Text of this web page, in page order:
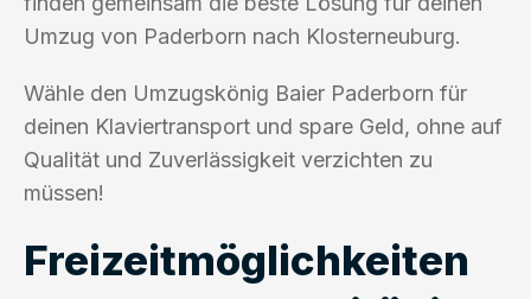
Umzug von Paderborn nach Klosterneuburg.
Wähle den Umzugskönig Baier Paderborn für
deinen Klaviertransport und spare Geld, ohne auf
Qualität und Zuverlässigkeit verzichten zu
müssen!
Freizeitmöglichkeiten